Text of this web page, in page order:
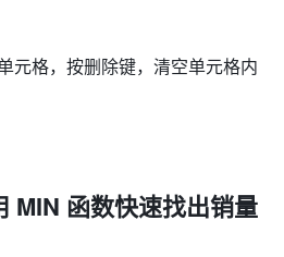
元格，按删除键，清空单元格内
MIN 函数快速找出销量